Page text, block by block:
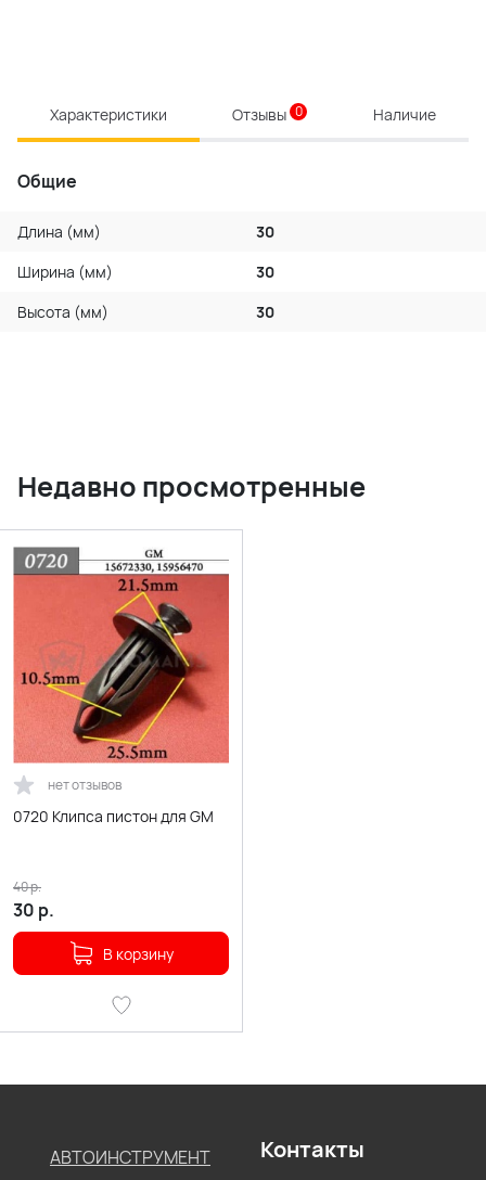
Характеристики Отзывы 0 Наличие
Общие
Длина (мм)
30
Ширина (мм)
30
Высота (мм)
30
Недавно просмотренные
нет отзывов
0720 Клипса пистон для GM
30 р.
40р.
В корзину
АВТОИНСТРУМЕНТ
Контакты